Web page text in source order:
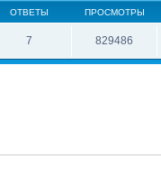
ОТВЕТЫ ПРОСМОТРЫ
7 829486